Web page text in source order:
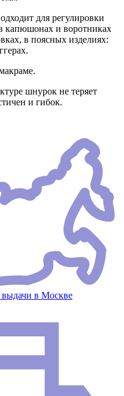
для регулировки
капюшонах и воротниках
в поясных изделиях:
шнурок не теряет
и гибок.
выдачи в Москве